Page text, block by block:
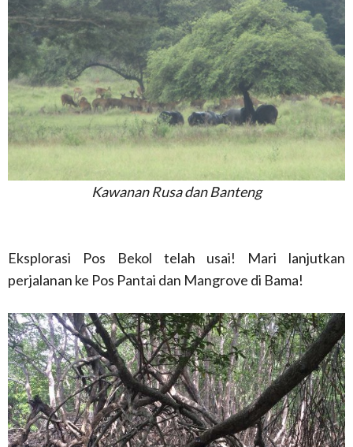
Kawanan Rusa dan Banteng
Eksplorasi Pos Bekol telah usai! Mari lanjutkan
perjalanan ke Pos Pantai dan Mangrove di Bama!